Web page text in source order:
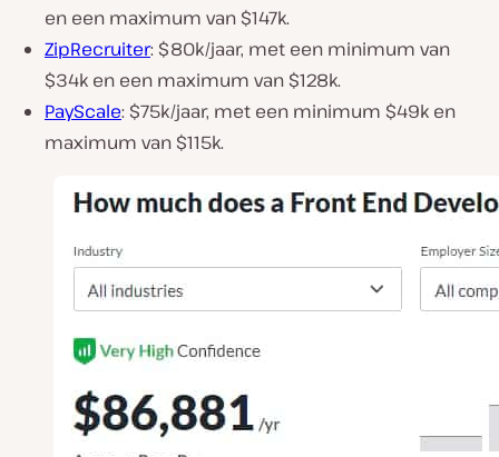
en een maximum van $147k.
ZipRecruiter: $80k/jaar, met een minimum van
$34k en een maximum van $128k.
PayScale: $75k/jaar, met een minimum $49k en
maximum van $115k.